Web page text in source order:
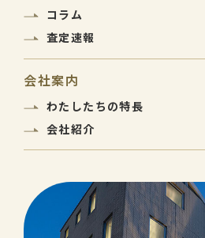
コラム
査定速報
会社案内
わたしたちの特長
会社紹介